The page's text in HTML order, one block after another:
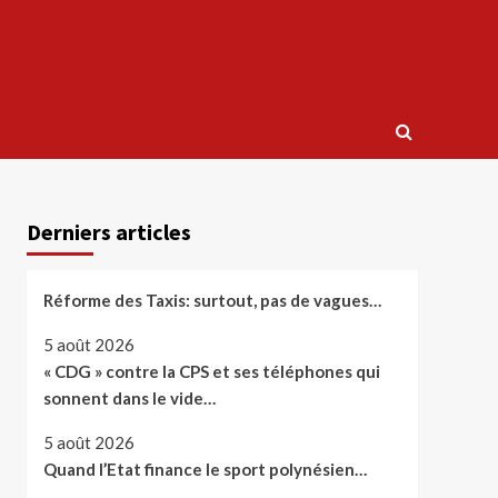
Derniers articles
Réforme des Taxis: surtout, pas de vagues…
5 août 2026
« CDG » contre la CPS et ses téléphones qui
sonnent dans le vide…
5 août 2026
Quand l’Etat finance le sport polynésien…